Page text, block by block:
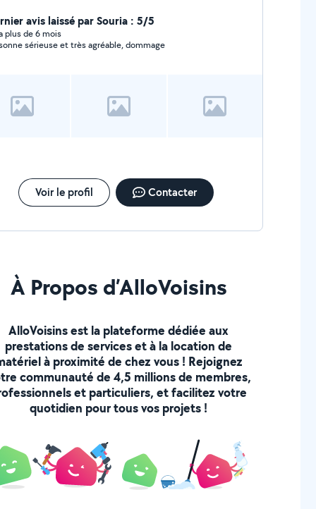
avis laissé par Souria : 5/5
plus de 6 mois
sérieuse et très agréable, dommage
Voir le profil Contacter
À Propos d’AlloVoisins
AlloVoisins est la plateforme dédiée aux
prestations de services et à la location de
à proximité de chez vous ! Rejoignez
communauté de 4,5 millions de membres,
et particuliers, et facilitez votre
quotidien pour tous vos projets !